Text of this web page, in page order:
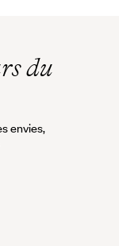
du
envies,